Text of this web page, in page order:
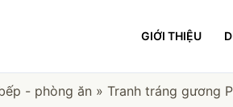
GIỚI THIỆU
- phòng ăn » Tranh tráng gương